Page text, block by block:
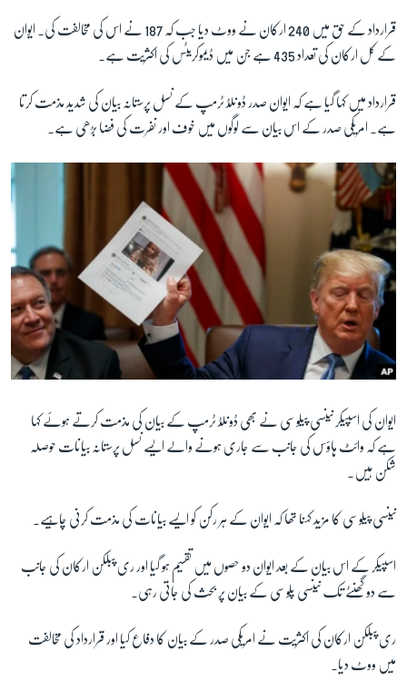
زبان
قرارداد کے حق میں 240 ارکان نے ووٹ دیا جب کہ 187 نے اس کی مخالفت کی۔ ایوان
کے کل ارکان کی تعداد 435 ہے جن میں ڈیموکریٹس کی اکثریت ہے۔
قرارداد میں کہا گیا ہے کہ ایوان صدر ڈونلڈ ٹرمپ کے نسل پرستانہ بیان کی شدید مذمت کرتا
ہے۔ امریکی صدر کے اس بیان سے لوگوں میں خوف اور نفرت کی فضا بڑھی ہے۔
ایوان کی اسپیکر نینسی پیلوسی نے بھی ڈونلڈ ٹرمپ کے بیان کی مذمت کرتے ہوئے کہا
ہے کہ وائٹ ہاؤس کی جانب سے جاری ہونے والے ایسے نسل پرستانہ بیانات حوصلہ
شکن ہیں۔
نینسی پیلوسی کا مزید کہنا تھا کہ ایوان کے ہر رکن کو ایسے بیانات کی مذمت کرنی چاہیے۔
اسپیکر کے اس بیان کے بعد ایوان دو حصوں میں تقسیم ہو گیا اور ری پبلکن ارکان کی جانب
سے دو گھنٹے تک نینسی پلوسی کے بیان پر بحث کی جاتی رہی۔
ری پبلکن ارکان کی اکثریت نے امریکی صدر کے بیان کا دفاع کیا اور قرارداد کی مخالفت
میں ووٹ دیا۔